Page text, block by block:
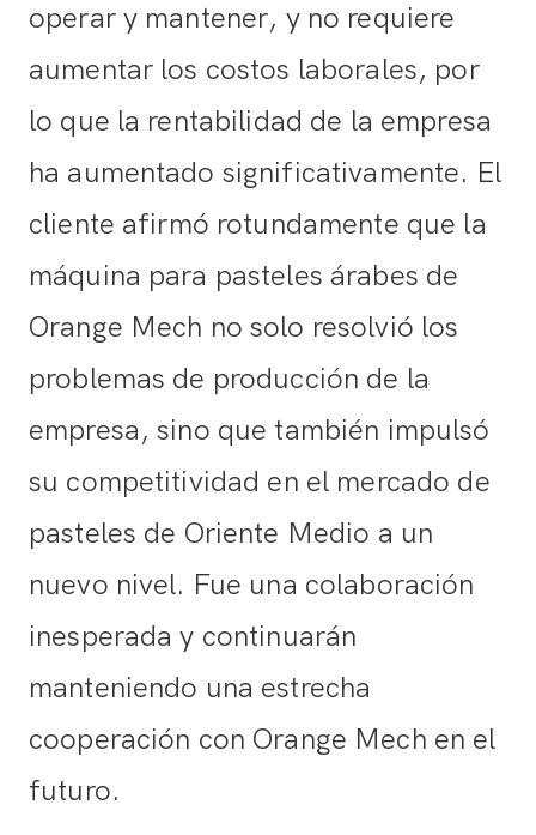
operar y mantener, y no requiere
aumentar los costos laborales, por
lo que la rentabilidad de la empresa
ha aumentado significativamente. El
cliente afirmó rotundamente que la
máquina para pasteles árabes de
Orange Mech no solo resolvió los
problemas de producción de la
empresa, sino que también impulsó
su competitividad en el mercado de
pasteles de Oriente Medio a un
nuevo nivel. Fue una colaboración
inesperada y continuarán
manteniendo una estrecha
cooperación con Orange Mech en el
futuro.